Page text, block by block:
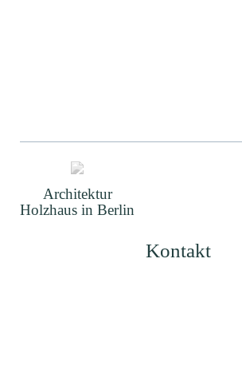
Architektur
Holzhaus in Berlin
Kontakt